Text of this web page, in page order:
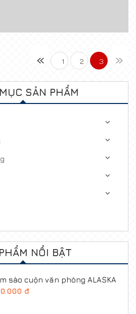
« 1 2 3 »
SẢN PHẨM
NỔI BẬT
sáo cuộn văn phòng ALASKA
đ